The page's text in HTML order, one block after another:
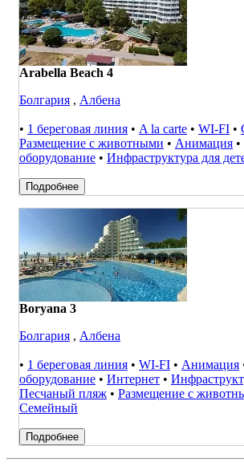
Arabella Beach 4
Болгария , Албена
• 1 береговая линия • A la carte • WI-FI •
Размещение с животными • Анимация •
оборудование • Инфраструктура для
Подробнее
Boryana 3
Болгария , Албена
• 1 береговая линия • WI-FI • Анимация
оборудование • Интернет •
Песчаный пляж • Размещение с
Семейный
Подробнее